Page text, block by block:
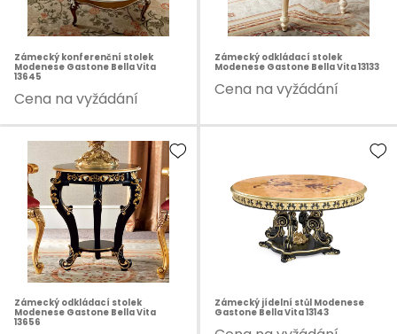
Zámecký konferenční stolek
Modenese Gastone Bella Vita
13645
Cena na vyžádání
Zámecký odkládací stolek
Modenese Gastone Bella Vita 13133
Cena na vyžádání
Zámecký odkládací stolek
Modenese Gastone Bella Vita
13656
Zámecký jídelní stůl Modenese
Gastone Bella Vita 13143